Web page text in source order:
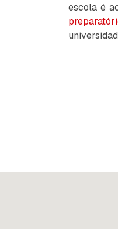
escola é